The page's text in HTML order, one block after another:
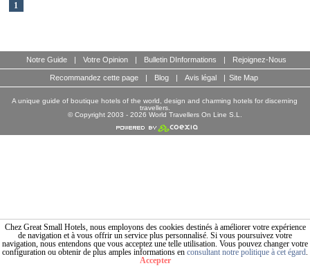
1
Notre Guide | Votre Opinion | Bulletin DInformations | Rejoignez-Nous
Recommandez cette page | Blog | Avis légal | Site Map
A unique guide of boutique hotels of the world, design and charming hotels for discerning
travellers.
© Copyright 2003 - 2026 World Travellers On Line S.L.
Chez Great Small Hotels, nous employons des cookies destinés à améliorer votre expérience
de navigation et à vous offrir un service plus personnalisé. Si vous poursuivez votre
navigation, nous entendons que vous acceptez une telle utilisation. Vous pouvez changer votre
configuration ou obtenir de plus amples informations en consultant notre politique à cet égard.
Accepter